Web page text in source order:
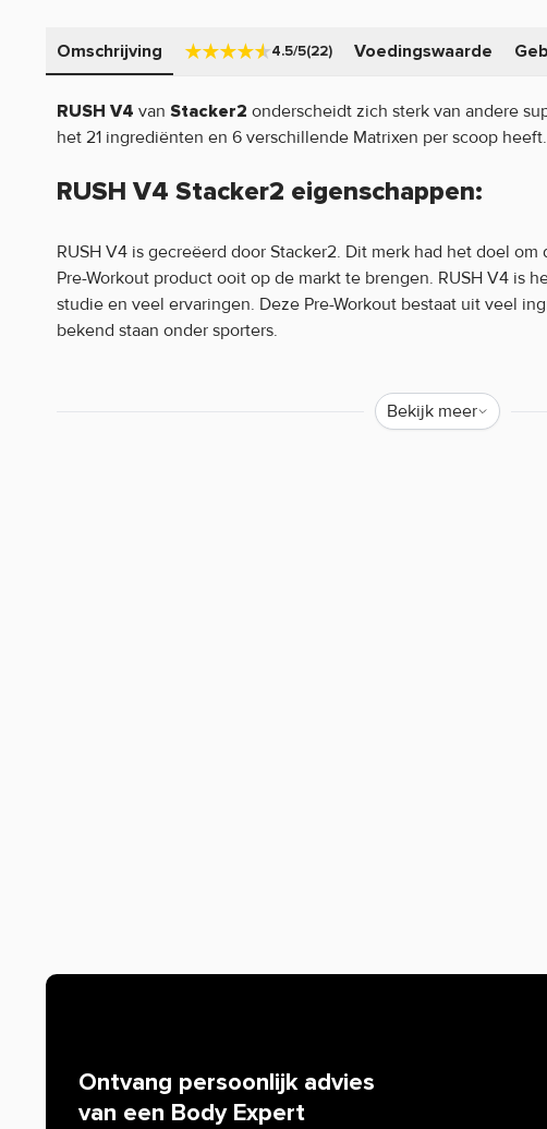
Omschrijving 4.5/5(22) Voedingswaarde
RUSH V4 vanStacker2 onderscheidt zich sterk van andere
het 21 ingrediënten en 6 verschillende Matrixen per scoop heeft.
RUSH V4 Stacker2 eigenschappen:
RUSH V4 is gecreëerd door Stacker2. Dit merk had het doel
Pre-Workout product ooit op de markt te brengen. RUSH V4 is
studie en veel ervaringen. Deze Pre-Workout bestaat uit veel
bekend staan onder sporters.
aan een goede energievoorziening in de spieren en
mogen we bijvoorbeeld niets zeggen over de werking van
Bekijk meer
Ontvang persoonlijk advies
van een Body Expert